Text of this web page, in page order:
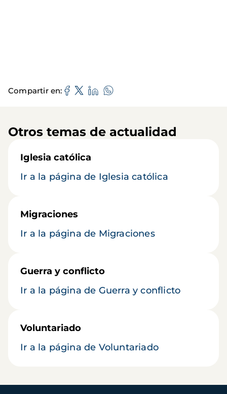
Compartir en
Otros temas de actualidad
Iglesia católica
Ir a la página de Iglesia católica
Migraciones
Ir a la página de Migraciones
Guerra y conflicto
Ir a la página de Guerra y conflicto
Voluntariado
Ir a la página de Voluntariado